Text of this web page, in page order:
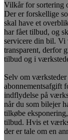
Vilkår for sortering
Der er forskellige
skal have et
har fået tilbud, og
servicere din bil. Vi
transparent, derfor
tilbud og i
Selv om
abonnementsafgift
indflydelse på
når du som bilejer
tilkøbe
tilbud. Hvis et
der er tale om en